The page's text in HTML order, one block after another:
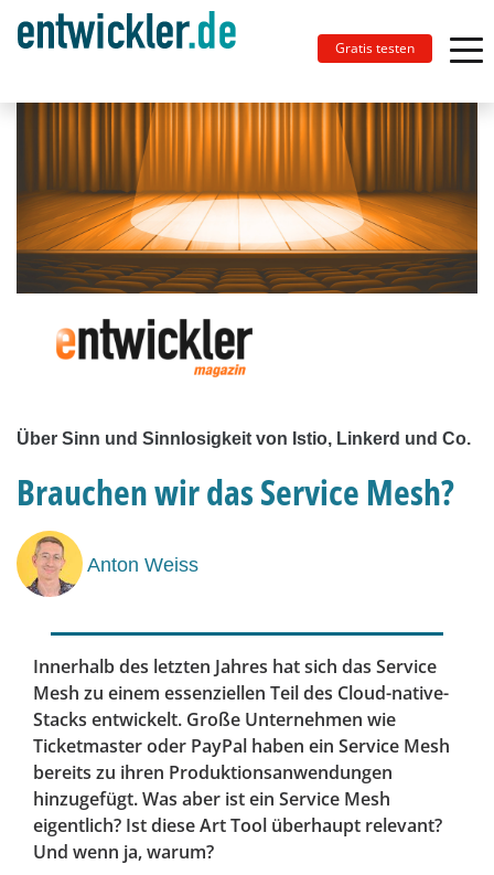
Gratis testen
Über Sinn und Sinnlosigkeit von Istio, Linkerd und Co.
Brauchen wir das Service Mesh?
Anton Weiss
Innerhalb des letzten Jahres hat sich das Service
Mesh zu einem essenziellen Teil des Cloud-native-
Stacks entwickelt. Große Unternehmen wie
Ticketmaster oder PayPal haben ein Service Mesh
bereits zu ihren Produktionsanwendungen
hinzugefügt. Was aber ist ein Service Mesh
eigentlich? Ist diese Art Tool überhaupt relevant?
Und wenn ja, warum?